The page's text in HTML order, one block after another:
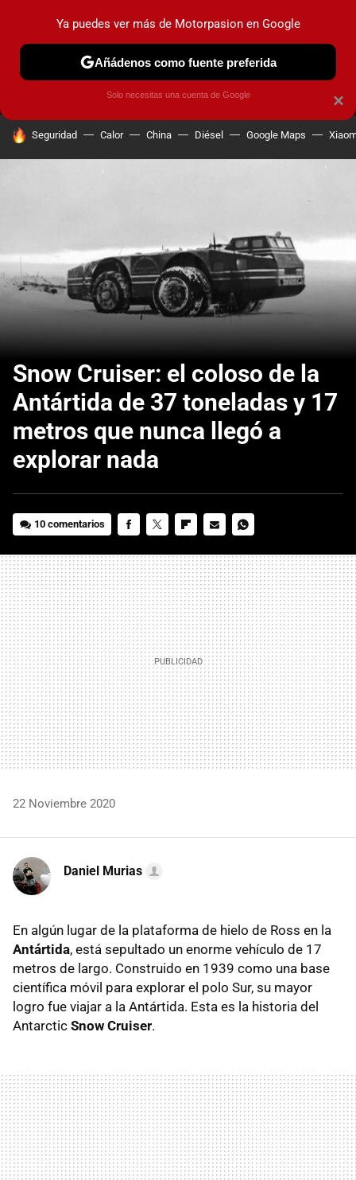
MENÚ NUEVO
COCHES ELÉCTRICOS OBSERVATORIO
HOY SE HABLA DE
Seguridad Calor China Diésel Google Maps
Snow Cruiser: el coloso de la
Antártida de 37 toneladas y 17
metros que nunca llegó a
explorar nada
10 comentarios
MAIL
22 Noviembre 2020
Daniel Murias
En algún lugar de la plataforma de hielo de Ross en la
Antártida, está sepultado un enorme vehículo de 17
metros de largo. Construido en 1939 como una base
científica móvil para explorar el polo Sur, su mayor
logro fue viajar a la Antártida. Esta es la historia del
Antarctic Snow Cruiser.
×
Ya puedes ver más de Motorpasion en Google
Añádenos como fuente preferida
Solo necesitas una cuenta de Google